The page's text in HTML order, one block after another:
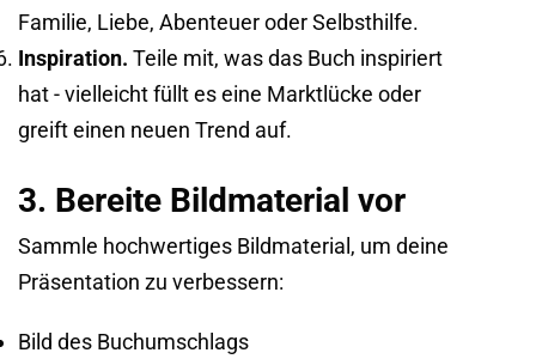
Familie, Liebe, Abenteuer oder Selbsthilfe.
Inspiration. Teile mit, was das Buch inspiriert
hat - vielleicht füllt es eine Marktlücke oder
greift einen neuen Trend auf.
3. Bereite Bildmaterial vor
Sammle hochwertiges Bildmaterial, um deine
Präsentation zu verbessern:
Bild des Buchumschlags